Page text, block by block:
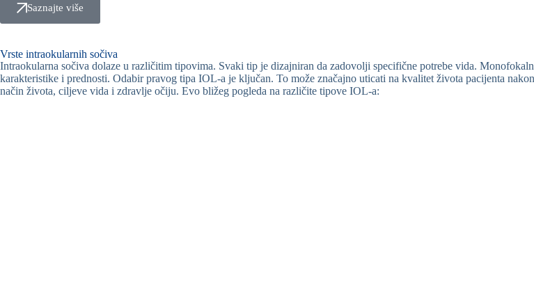
Saznajte više
Vrste intraokularnih sočiva
Intraokularna sočiva dolaze u različitim tipovima. Svaki tip je dizajniran da zadovolji specifične potrebe vida.
karakteristike i prednosti. Odabir pravog tipa IOL-a je ključan. To može značajno uticati na kvalitet života pacijenta
način života, ciljeve vida i zdravlje očiju. Evo bližeg pogleda na različite tipove IOL-a: